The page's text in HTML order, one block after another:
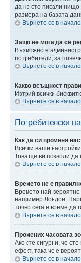
да не сте писали нищо
размера на базата
Върнете се в
Защо не мога да се
Възможно е
потребители, за
Върнете се в
Какво всъщност
Изтрий всички
Върнете се в
Потребителски
Как да си променя
Всички ваши
Това ще ви позволи да
Върнете се в
Времето не е
Времето най-вероятно
например Лондон,
точно сега е време да
Върнете се в
Промених часовата
Ако сте сигурни, че
ефект, така че е
Върнете се в